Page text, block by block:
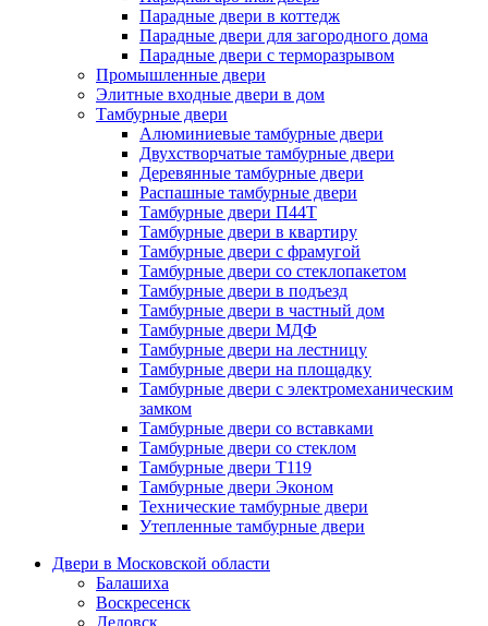
Парадные двери в коттедж
Парадные двери для загородного дома
Парадные двери с терморазрывом
Промышленные двери
Элитные входные двери в дом
Тамбурные двери
Алюминиевые тамбурные двери
Двухстворчатые тамбурные двери
Деревянные тамбурные двери
Распашные тамбурные двери
Тамбурные двери П44Т
Тамбурные двери в квартиру
Тамбурные двери с фрамугой
Тамбурные двери со стеклопакетом
Тамбурные двери в подъезд
Тамбурные двери в частный дом
Тамбурные двери МДФ
Тамбурные двери на лестницу
Тамбурные двери на площадку
Тамбурные двери с электромеханическим
замком
Тамбурные двери со вставками
Тамбурные двери со стеклом
Тамбурные двери Т119
Тамбурные двери Эконом
Технические тамбурные двери
Утепленные тамбурные двери
Двери в Московской области
Балашиха
Воскресенск
Дедовск